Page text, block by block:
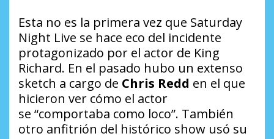
Esta no es la primera vez que Saturday
Night Live se hace eco del incidente
protagonizado por el actor de King
Richard. En el pasado hubo un extenso
sketch a cargo de Chris Redd en el que
hicieron ver cómo el actor
se “comportaba como loco”. También
otro anfitrión del histórico show usó su